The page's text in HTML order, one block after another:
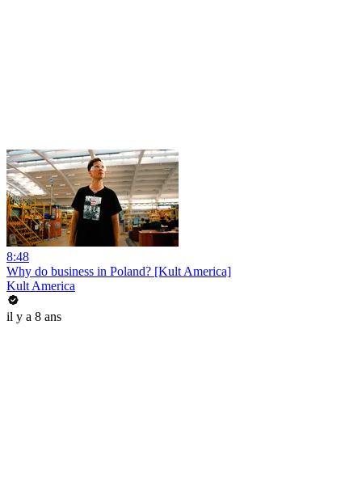
8:48
Why do business in Poland? [Kult America]
Kult America
il y a 8 ans